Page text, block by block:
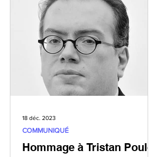
Hommage à Tristan Poulet
COMMUNIQUÉ
18 déc. 2023